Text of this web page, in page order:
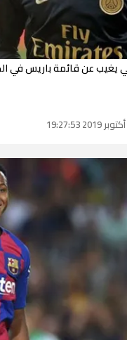
يغيب عن قائمة باريس في